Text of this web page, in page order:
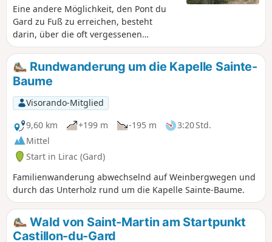
Eine andere Möglichkeit, den Pont du
Gard zu Fuß zu erreichen, besteht
darin, über die oft vergessenen
Aquädukte auf die Brücke zu steigen.
Sie wandern auf relativ ebenen Wegen
und entdecken unterwegs Ruinen. Sie
gelangen auf die Brücke Pont du Gard
und können kostenlos zur Brücke
hinuntersteigen.Angesichts der Vielzahl
an Wegen ist es unerlässlich, sich per
GPS zu orientieren.
Rundwanderung um die Kapelle Sainte-
Baume
Visorando-Mitglied
9,60 km
+199 m -195 m
3:20 Std.
Mittel
Start in Lirac (Gard)
Familienwanderung abwechselnd auf Weinbergwegen und
durch das Unterholz rund um die Kapelle Sainte-Baume.
Wald von Saint-Martin am Startpunkt
Castillon-du-Gard